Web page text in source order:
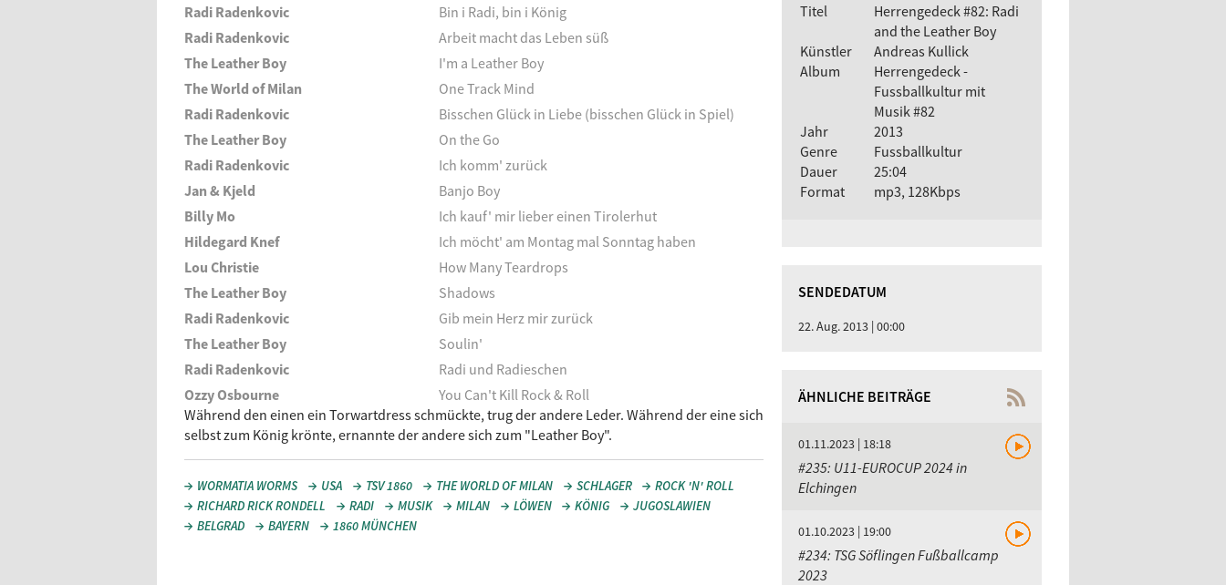
Radi Radenkovic
Bin i Radi, bin i König
Radi Radenkovic
Arbeit macht das Leben süß
The Leather Boy
I'm a Leather Boy
The World of Milan
One Track Mind
Radi Radenkovic
Bisschen Glück in Liebe (bisschen Glück in Spiel)
The Leather Boy
On the Go
Radi Radenkovic
Ich komm' zurück
Jan & Kjeld
Banjo Boy
Billy Mo
Ich kauf' mir lieber einen Tirolerhut
Hildegard Knef
Ich möcht' am Montag mal Sonntag haben
Lou Christie
How Many Teardrops
The Leather Boy
Shadows
Radi Radenkovic
Gib mein Herz mir zurück
The Leather Boy
Soulin'
Radi Radenkovic
Radi und Radieschen
Ozzy Osbourne
You Can't Kill Rock & Roll
Während den einen ein Torwartdress schmückte, trug der andere Leder. Während der eine sich
selbst zum König krönte, ernannte der andere sich zum "Leather Boy".
WORMATIA WORMS USA TSV 1860 THE WORLD OF MILAN SCHLAGER
ROCK 'N' ROLL
RICHARD RICK RONDELL
RADI MUSIK MILAN LÖWEN KÖNIG
JUGOSLAWIEN
BELGRAD
BAYERN 1860 MÜNCHEN
Titel
Herrengedeck #82: Radi
and the Leather Boy
Künstler
Andreas Kullick
Album
Herrengedeck -
Fussballkultur mit
Musik #82
Jahr
2013
Genre
Fussballkultur
Dauer
25:04
Format
mp3, 128Kbps
SENDEDATUM
22. Aug. 2013 | 00:00
ÄHNLICHE BEITRÄGE
01.11.2023 | 18:18
#235: U11-EUROCUP 2024 in
Elchingen
01.10.2023 | 19:00
#234: TSG Söflingen Fußballcamp
2023